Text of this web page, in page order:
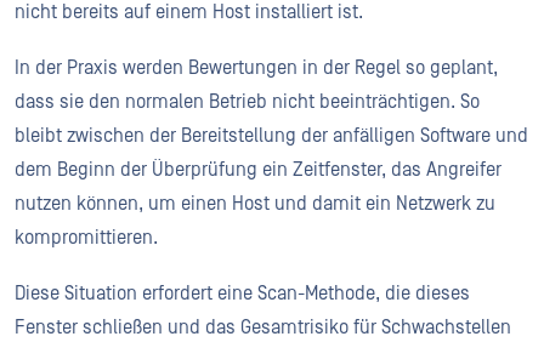
nicht bereits auf einem Host installiert ist.
In der Praxis werden Bewertungen in der Regel so geplant,
dass sie den normalen Betrieb nicht beeinträchtigen. So
bleibt zwischen der Bereitstellung der anfälligen Software und
dem Beginn der Überprüfung ein Zeitfenster, das Angreifer
nutzen können, um einen Host und damit ein Netzwerk zu
kompromittieren.
Diese Situation erfordert eine Scan-Methode, die dieses
Fenster schließen und das Gesamtrisiko für Schwachstellen